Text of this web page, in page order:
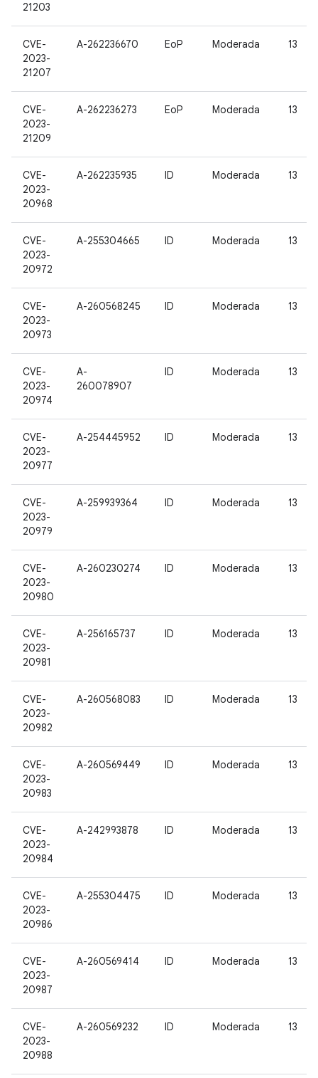
21203
CVE-
2023-
21207
A-262236670 EoP Moderada 13
CVE-
2023-
21209
A-262236273 EoP Moderada 13
CVE-
2023-
20968
A-262235935 ID Moderada 13
CVE-
2023-
20972
A-255304665 ID Moderada 13
CVE-
2023-
20973
A-260568245 ID Moderada 13
CVE-
2023-
20974
A-
260078907
ID Moderada 13
CVE-
2023-
20977
A-254445952 ID Moderada 13
CVE-
2023-
20979
A-259939364 ID Moderada 13
CVE-
2023-
20980
A-260230274 ID Moderada 13
CVE-
2023-
20981
A-256165737 ID Moderada 13
CVE-
2023-
20982
A-260568083 ID Moderada 13
CVE-
2023-
20983
A-260569449 ID Moderada 13
CVE-
2023-
20984
A-242993878 ID Moderada 13
CVE-
2023-
20986
A-255304475 ID Moderada 13
CVE-
2023-
20987
A-260569414 ID Moderada 13
CVE-
2023-
20988
A-260569232 ID Moderada 13